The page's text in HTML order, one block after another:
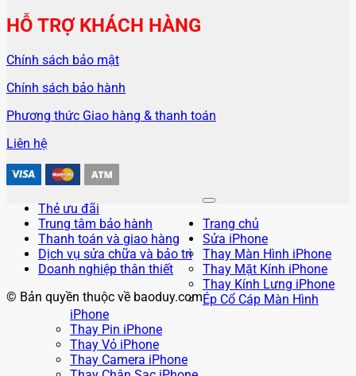
HỖ TRỢ KHÁCH HÀNG
Chính sách bảo mật
Chính sách bảo hành
Phương thức Giao hàng & thanh toán
Liên hệ
Thẻ ưu đãi
Trung tâm bảo hành
Thanh toán và giao hàng
Dịch vụ sửa chữa và bảo trì
Doanh nghiệp thân thiết
© Bản quyền thuộc về baoduy.com
Trang chủ
Sửa iPhone
Thay Màn Hình iPhone
Thay Mặt Kính iPhone
Thay Kính Lưng iPhone
Ép Cổ Cáp Màn Hình
iPhone
Thay Pin iPhone
Thay Vỏ iPhone
Thay Camera iPhone